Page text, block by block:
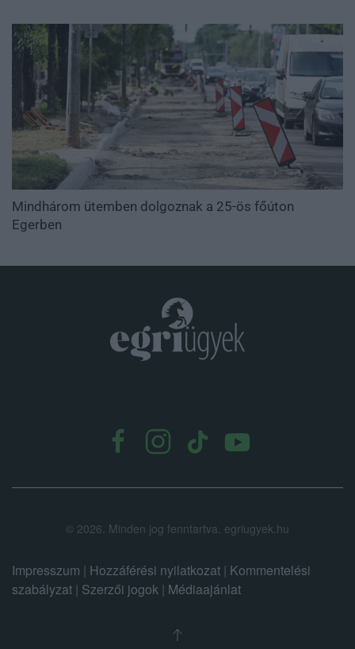
Mindhárom ütemben dolgoznak a 25-ös főúton
Egerben
© 2026. Minden jog fenntartva. egriugyek.hu
Impresszum | Hozzáférési nyilatkozat | Kommentelési
szabályzat | Szerzői jogok | Médiaajánlat